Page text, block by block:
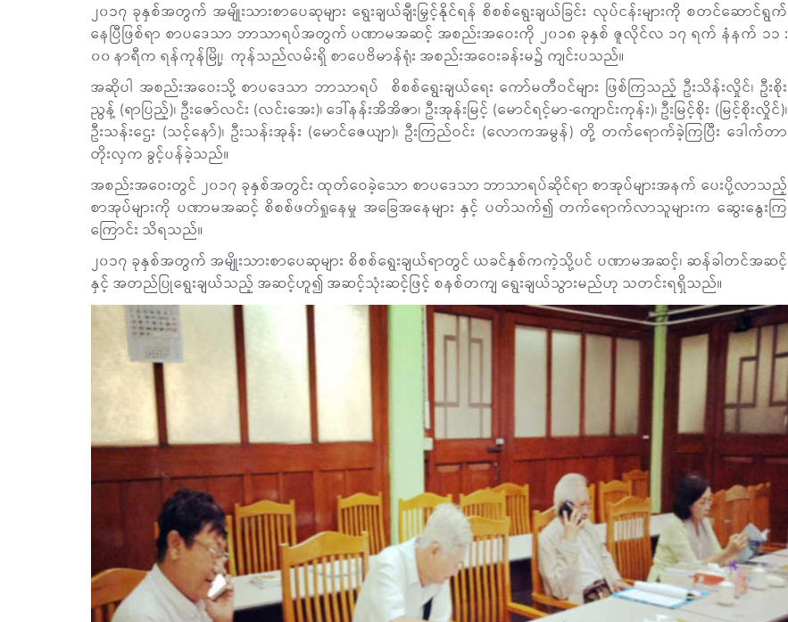
၂၀၁၇ ခုနှစ်အတွက် အမျိုးသားစာပေဆုများ ရွေးချယ်ချီးမြှင့်နိုင်ရန် စိစစ်ရွေးချယ်ခြင်း လုပ်ငန်းများကို စတင်ဆောင်ရွက်
နေပြီဖြစ်ရာ စာပဒေသာ ဘာသာရပ်အတွက် ပဏာမအဆင့် အစည်းအဝေးကို ၂၀၁၈ ခုနှစ် ဇူလိုင်လ ၁၇ ရက် နံနက် ၁၁ :
၀၀ နာရီက ရန်ကုန်မြို့၊ ကုန်သည်လမ်းရှိ စာပေဗိမာန်ရုံး အစည်းအဝေးခန်းမ၌ ကျင်းပသည်။
အဆိုပါ အစည်းအဝေးသို့ စာပဒေသာ ဘာသာရပ် စိစစ်ရွေးချယ်ရေး ကော်မတီဝင်များ ဖြစ်ကြသည့် ဦးသိန်းလှိုင်၊ ဦးစိုး
ညွန့် (ရာပြည့်)၊ ဦးဇော်လင်း (လင်းအေး)၊ ဒေါ်နန်းအိအိဇာ၊ ဦးအုန်းမြင့် (မောင်ရင့်မာ-ကျောင်းကုန်း)၊ ဦးမြင့်စိုး (မြင့်စိုးလှိုင်)၊
ဦးသန်းဌေး (သင့်နော်)၊ ဦးသန်းအုန်း (မောင်ဇေယျာ)၊ ဦးကြည်ဝင်း (လောကအမွန်) တို့ တက်ရောက်ခဲ့ကြပြီး ဒေါက်တာ
တိုးလှက ခွင့်ပန်ခဲ့သည်။
အစည်းအဝေးတွင် ၂၀၁၇ ခုနှစ်အတွင်း ထုတ်ဝေခဲ့သော စာပဒေသာ ဘာသာရပ်ဆိုင်ရာ စာအုပ်များအနက် ပေးပို့လာသည့်
စာအုပ်များကို ပဏာမအဆင့် စိစစ်ဖတ်ရှုနေမှု အခြေအနေများ နှင့် ပတ်သက်၍ တက်ရောက်လာသူများက ဆွေးနွေးကြ
ကြောင်း သိရသည်။
၂၀၁၇ ခုနှစ်အတွက် အမျိုးသားစာပေဆုများ စိစစ်ရွေးချယ်ရာတွင် ယခင်နှစ်ကကဲ့သို့ပင် ပဏာမအဆင့်၊ ဆန်ခါတင်အဆင့်
နှင့် အတည်ပြုရွေးချယ်သည့် အဆင့်ဟူ၍ အဆင့်သုံးဆင့်ဖြင့် စနစ်တကျ ရွေးချယ်သွားမည်ဟု သတင်းရရှိသည်။